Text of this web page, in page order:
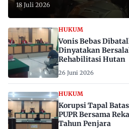
18 Juli 2026
HUKUM
Vonis Bebas
Dinyatakan
Rehabilitasi Hutan
26 Juni 2026
HUKUM
Korupsi Tapal
PUPR Bersama
Tahun Penjara